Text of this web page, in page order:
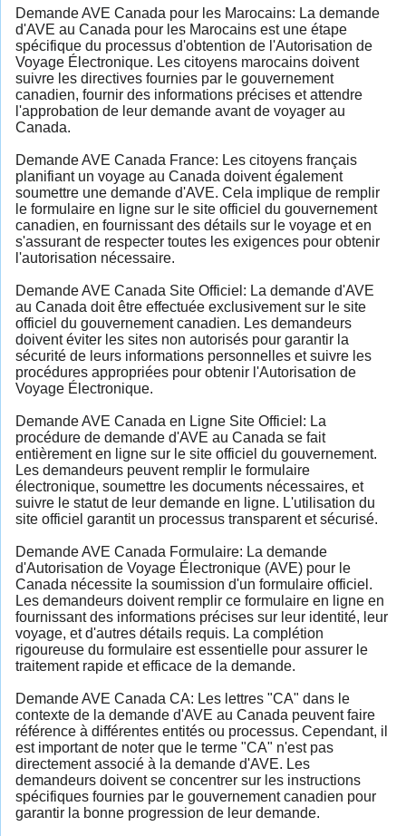
Demande AVE Canada pour les Marocains: La demande
d'AVE au Canada pour les Marocains est une étape
spécifique du processus d'obtention de l'Autorisation de
Voyage Électronique. Les citoyens marocains doivent
suivre les directives fournies par le gouvernement
canadien, fournir des informations précises et attendre
l'approbation de leur demande avant de voyager au
Canada.
Demande AVE Canada France: Les citoyens français
planifiant un voyage au Canada doivent également
soumettre une demande d'AVE. Cela implique de remplir
le formulaire en ligne sur le site officiel du gouvernement
canadien, en fournissant des détails sur le voyage et en
s'assurant de respecter toutes les exigences pour obtenir
l'autorisation nécessaire.
Demande AVE Canada Site Officiel: La demande d'AVE
au Canada doit être effectuée exclusivement sur le site
officiel du gouvernement canadien. Les demandeurs
doivent éviter les sites non autorisés pour garantir la
sécurité de leurs informations personnelles et suivre les
procédures appropriées pour obtenir l'Autorisation de
Voyage Électronique.
Demande AVE Canada en Ligne Site Officiel: La
procédure de demande d'AVE au Canada se fait
entièrement en ligne sur le site officiel du gouvernement.
Les demandeurs peuvent remplir le formulaire
électronique, soumettre les documents nécessaires, et
suivre le statut de leur demande en ligne. L'utilisation du
site officiel garantit un processus transparent et sécurisé.
Demande AVE Canada Formulaire: La demande
d'Autorisation de Voyage Électronique (AVE) pour le
Canada nécessite la soumission d'un formulaire officiel.
Les demandeurs doivent remplir ce formulaire en ligne en
fournissant des informations précises sur leur identité, leur
voyage, et d'autres détails requis. La complétion
rigoureuse du formulaire est essentielle pour assurer le
traitement rapide et efficace de la demande.
Demande AVE Canada CA: Les lettres "CA" dans le
contexte de la demande d'AVE au Canada peuvent faire
référence à différentes entités ou processus. Cependant, il
est important de noter que le terme "CA" n'est pas
directement associé à la demande d'AVE. Les
demandeurs doivent se concentrer sur les instructions
spécifiques fournies par le gouvernement canadien pour
garantir la bonne progression de leur demande.